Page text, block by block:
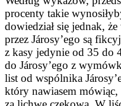
procenty takie
dowiedział się jednak,
przez Járosy’ego są
z kasy jedynie od 35 do
do Járosy’ego z
list od wspólnika
który nawiasem